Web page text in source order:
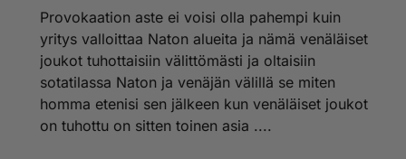
Provokaation aste ei voisi olla pahempi kuin
yritys valloittaa Naton alueita ja nämä venäläiset
joukot tuhottaisiin välittömästi ja oltaisiin
sotatilassa Naton ja venäjän välillä se miten
homma etenisi sen jälkeen kun venäläiset joukot
on tuhottu on sitten toinen asia ....